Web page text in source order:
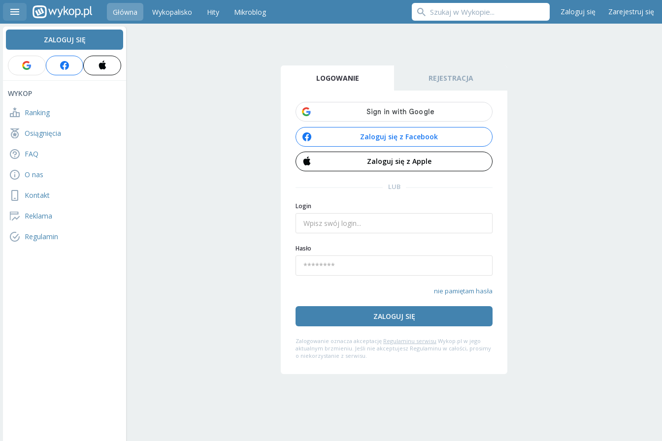
Główna Wykopalisko Hity Mikroblog Zaloguj się Zarejestruj się
ZALOGUJ SIĘ
WYKOP
Ranking
Osiągnięcia
FAQ
O nas
Kontakt
Reklama
Regulamin
LOGOWANIE REJESTRACJA
Zaloguj się z Facebook
Zaloguj się z Apple
LUB
Login
Hasło
nie pamiętam hasła
ZALOGUJ SIĘ
Zalogowanie oznacza akceptację Regulaminu serwisu Wykop.pl w jego
aktualnym brzmieniu. Jeśli nie akceptujesz Regulaminu w całości, prosimy
o niekorzystanie z serwisu.